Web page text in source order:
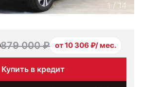
1 / 14
879 000 ₽ от 10 306 ₽/ мес.
Купить в кредит